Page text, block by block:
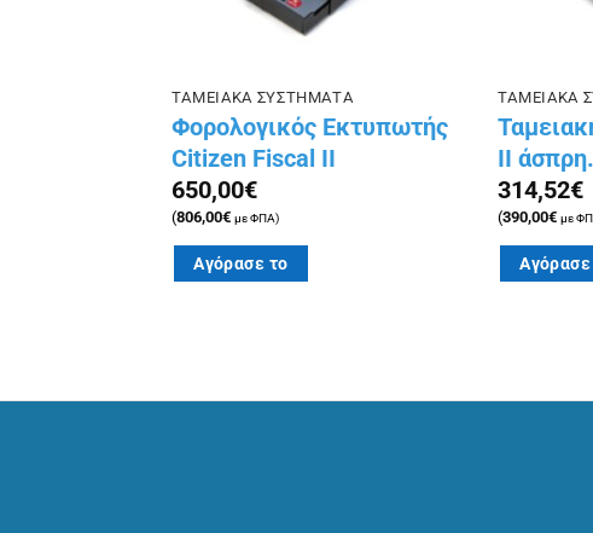
ΤΑΜΕΙΑΚΑ ΣΥΣΤΗΜΑΤΑ
Φορολογικός Εκτυπωτής
Citizen Fiscal II
650,00€
(806,00€ με ΦΠΑ)
Αγόρασε το
ΤΑΜΕΙΑΚΑ
II άσπρη.
314,52€
(390,00€ με
Αγόρασε